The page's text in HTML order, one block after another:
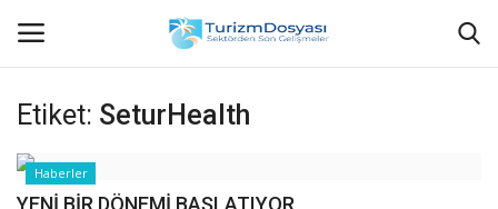
Anasayfa
Etiket: SeturHealth
Haberler
YENİ BİR DÖNEMİ BAŞLATIYOR